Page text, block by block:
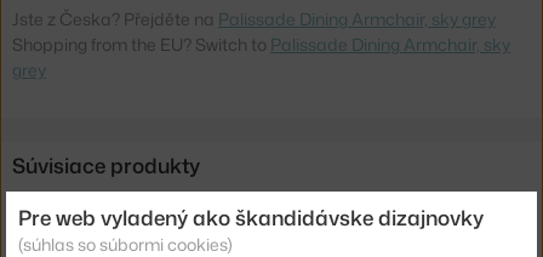
Jste z Česka? Přejděte na Palissade Dining Armchair, sky grey
Shopping from the EU? Switch to Palissade Dining Armchair, sky
grey
Súvisiace produkty
PODSEDÁK PALISSADE ARMCHAIR, SKY GREY
HAY
Pre web vyladený ako škandidávske dizajnovky
(súhlas so súbormi cookies)